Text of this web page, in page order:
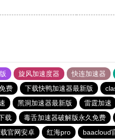
旋风加速度器 快连加速器
费 下载快鸭加速器最新版
黑洞加速器最新版 雷霆加速
载 毒舌加速器破解版永久免费
官网安卓 红海pro baacloud